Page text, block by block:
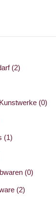
(2)
(0)
(1)
(0)
(2)